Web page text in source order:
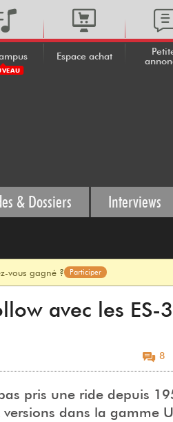
Espace achat
& Dossiers Interviews
vous gagné ? Participer
avec les ES-
8
pris une ride depuis
dans la gamme